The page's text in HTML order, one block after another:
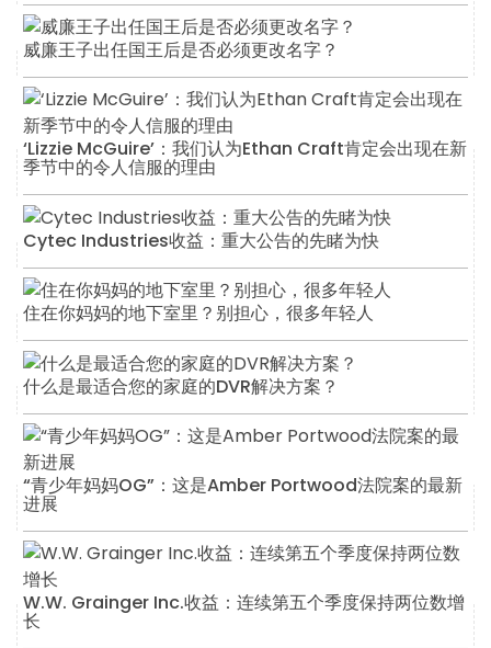
威廉王子出任国王后是否必须更改名字？
‘Lizzie McGuire’：我们认为Ethan Craft肯定会出现在新
季节中的令人信服的理由
Cytec Industries收益：重大公告的先睹为快
住在你妈妈的地下室里？别担心，很多年轻人
什么是最适合您的家庭的DVR解决方案？
“青少年妈妈OG”：这是Amber Portwood法院案的最新
进展
W.W. Grainger Inc.收益：连续第五个季度保持两位数增
长